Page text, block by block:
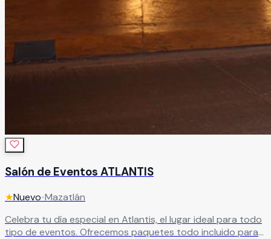
Salón de Eventos ATLANTIS
★Nuevo•Mazatlán
Celebra tu día especial en Atlantis, el lugar ideal para todo
tipo de eventos. Ofrecemos paquetes todo incluido para